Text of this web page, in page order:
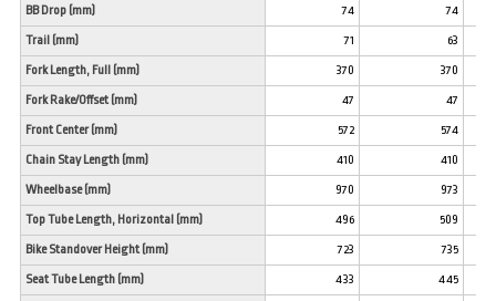
BB Drop (mm) 74 74
Trail (mm) 71 63
Fork Length, Full (mm) 370 370
Fork Rake/Offset (mm) 47 47
Front Center (mm) 572 574
Chain Stay Length (mm) 410 410
Wheelbase (mm) 970 973
Top Tube Length, Horizontal (mm) 496 509
Bike Standover Height (mm) 723 735
Seat Tube Length (mm) 433 445